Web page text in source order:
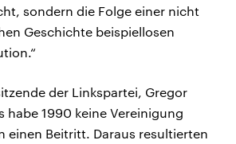
sondern die Folge einer nicht
Geschichte beispiellosen
der Linkspartei, Gregor
habe 1990 keine Vereinigung
einen Beitritt. Daraus resultierten